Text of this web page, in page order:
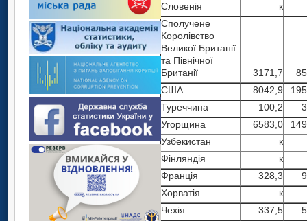
Словенія
к
Сполучене
Королівство
Великої Британії
та Північної
Британії
3171,7
США
8042,9
Туреччина
100,2
Угорщина
6583,0
Узбекистан
к
Фінляндія
к
Франція
328,3
Хорватія
к
Чехія
337,5